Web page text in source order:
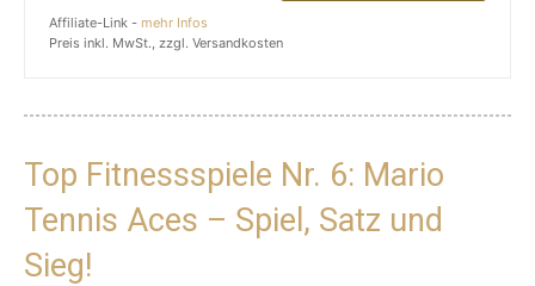
Affiliate-Link - mehr Infos
Preis inkl. MwSt., zzgl. Versandkosten
Top Fitnessspiele Nr. 6: Mario
Tennis Aces – Spiel, Satz und
Sieg!